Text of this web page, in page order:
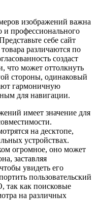
изображений важна
и профессионального
себе сайт
различаются по
создаст
что может оттолкнуть
стороны, одинаковый
гармоничную
для навигации.
имеет значение для
на десктопе,
устройствах.
огромное, оно может
заставляя
увидеть его
пользовательский
так как поисковые
на различных